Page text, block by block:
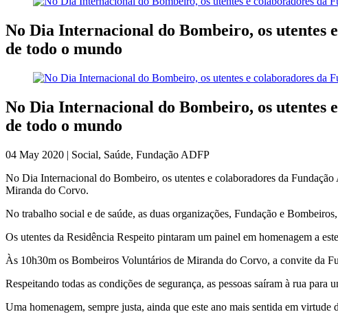
No Dia Internacional do Bombeiro, os utentes
de todo o mundo
No Dia Internacional do Bombeiro, os utentes
de todo o mundo
04 May 2020 | Social, Saúde, Fundação ADFP
No Dia Internacional do Bombeiro, os utentes e colaboradores da
Miranda do Corvo.
No trabalho social e de saúde, as duas organizações, Fundação e
Os utentes da Residência Respeito pintaram um painel em homenagem a
Às 10h30m os Bombeiros Voluntários de Miranda do Corvo, a convite da
Respeitando todas as condições de segurança, as pessoas saíram à rua
Uma homenagem, sempre justa, ainda que este ano mais sentida em